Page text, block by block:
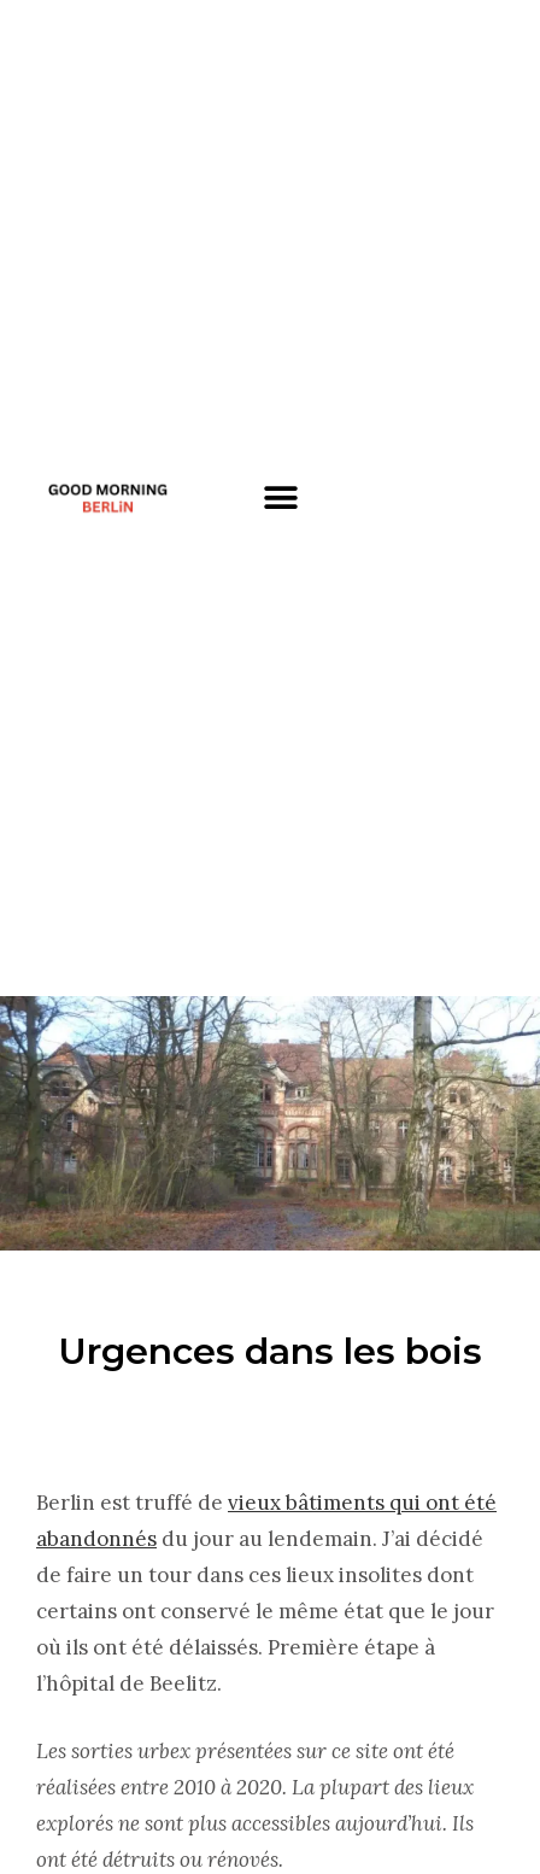
Urgences dans les bois
Berlin est truffé de vieux bâtiments qui ont été
abandonnés du jour au lendemain. J’ai décidé
de faire un tour dans ces lieux insolites dont
certains ont conservé le même état que le jour
où ils ont été délaissés. Première étape à
l’hôpital de Beelitz.
Les sorties urbex présentées sur ce site ont été
réalisées entre 2010 à 2020. La plupart des lieux
explorés ne sont plus accessibles aujourd’hui. Ils
ont été détruits ou rénovés.